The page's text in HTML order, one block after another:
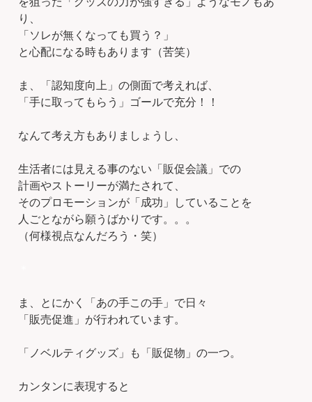
り、
「ソレが無くなっても買う？」
と心配になる時もあります（苦笑）
ま、「認知度向上」の側面で考えれば、
「手に取ってもらう」ゴールで充分！！
なんて考え方もありましょうし、
生活者には見える事のない「販促会議」での
計画やストーリーが満たされて、
そのプロモーションが「成功」していることを
人ごとながら願うばかりです。。。
（何様視点なんだろう・笑）
ま、とにかく「あの手この手」で日々
「販売促進」が行われています。
「ノベルティグッズ」も「販促物」の一つ。
カンタンに表現すると